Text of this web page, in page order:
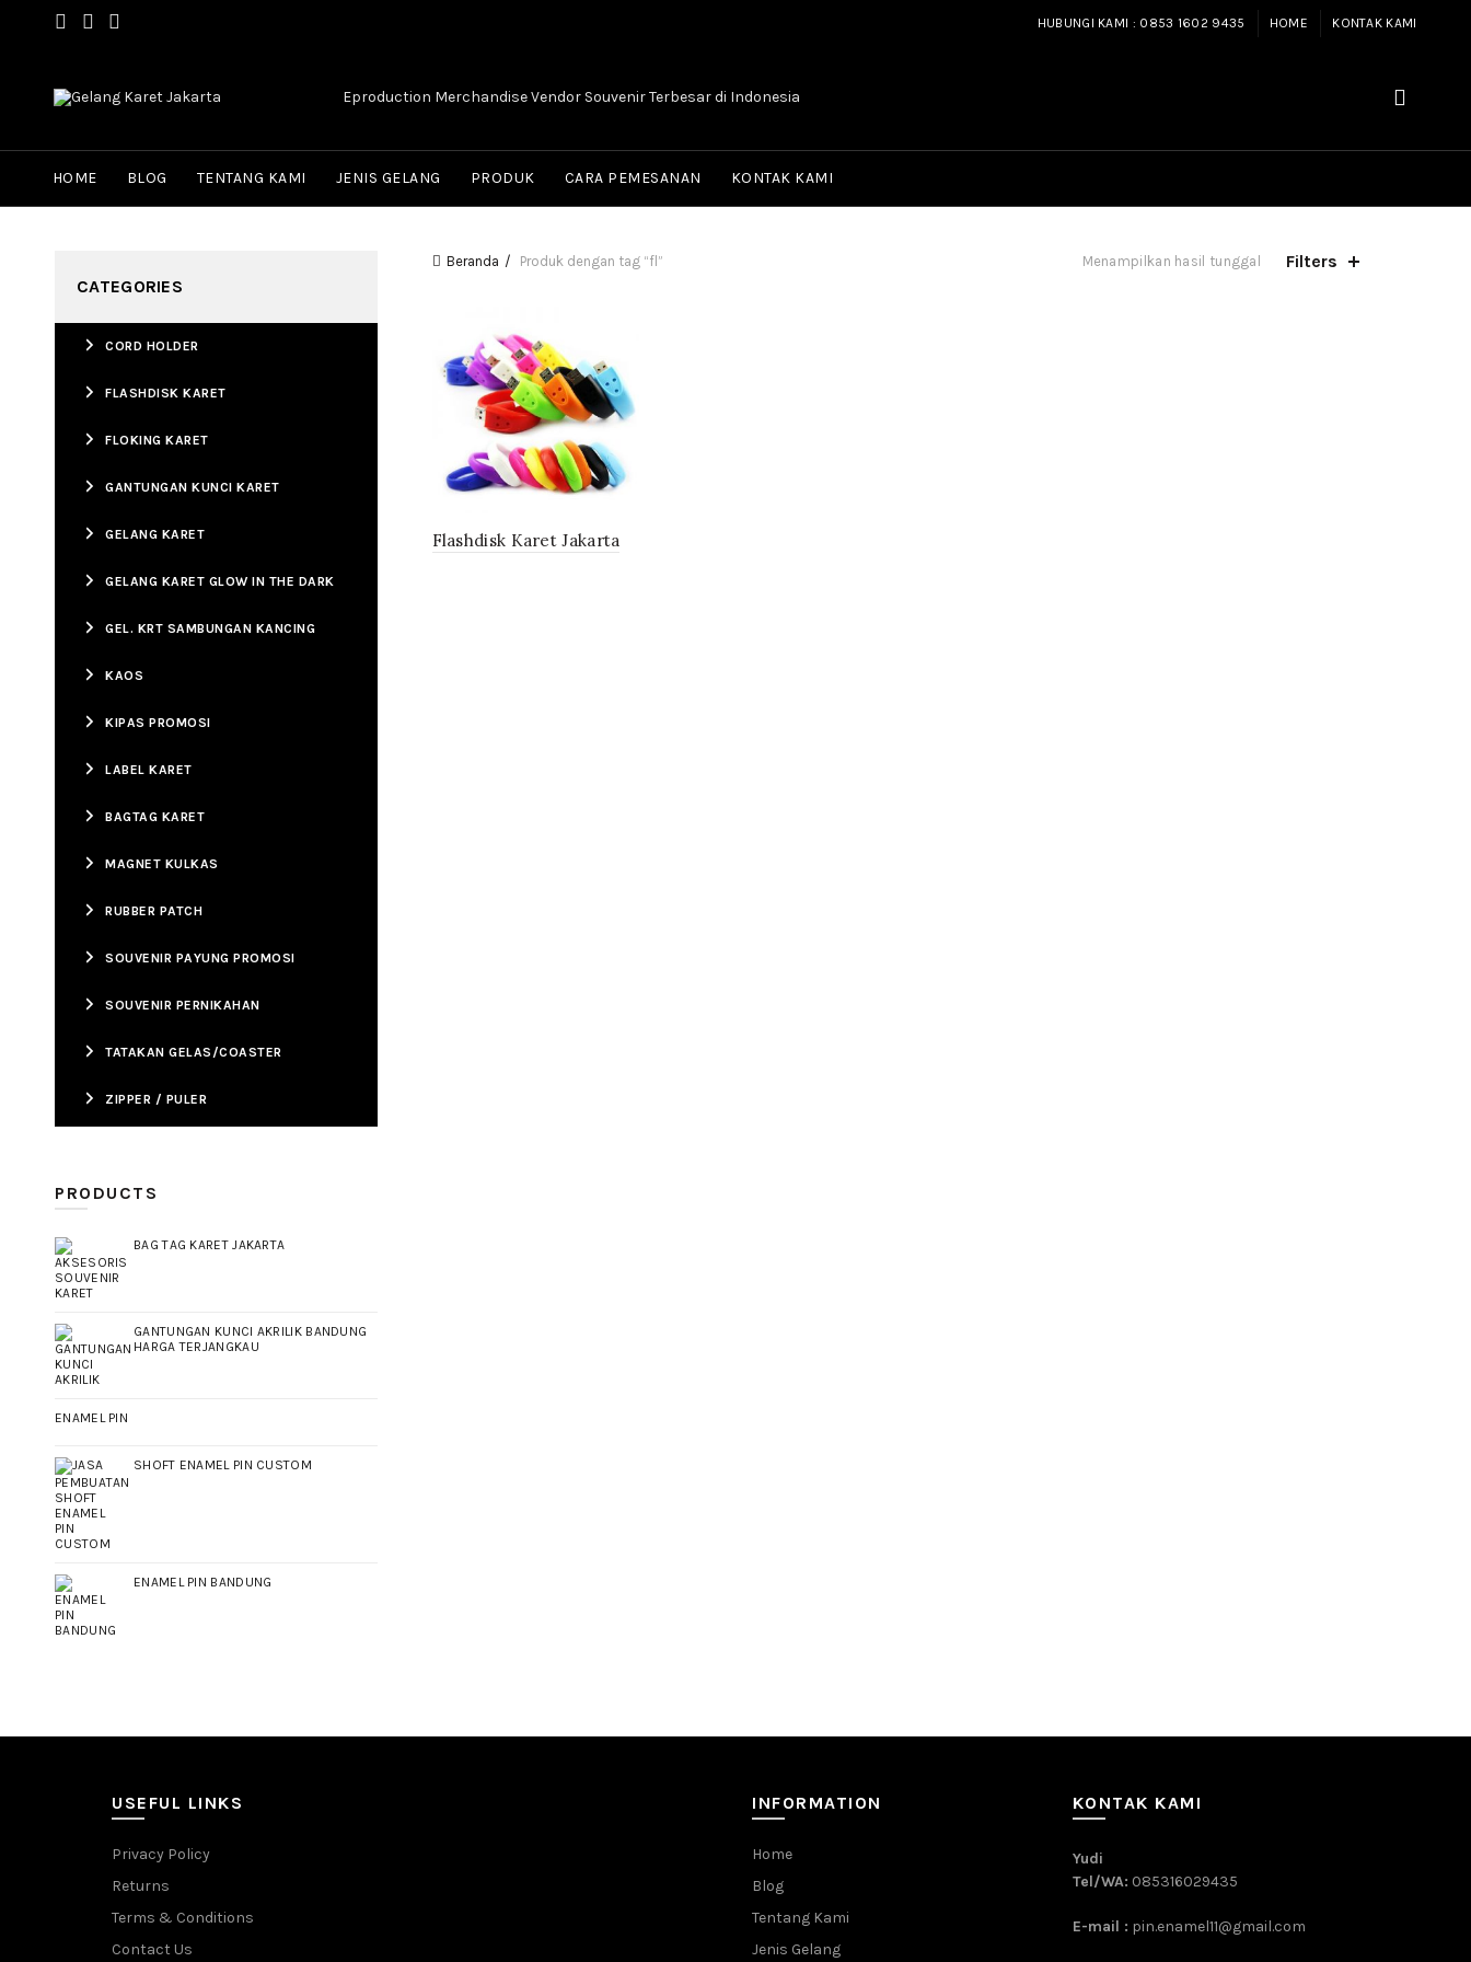
HUBUNGI KAMI : 0853 1602 9435 HOME KONTAK KAMI
Eproduction Merchandise Vendor Souvenir Terbesar di Indonesia
HOME BLOG TENTANG KAMI JENIS GELANG PRODUK CARA PEMESANAN KONTAK KAMI
Beranda Produk dengan tag “fl” Menampilkan hasil tunggal Filters
Flashdisk Karet Jakarta
CATEGORIES
CORD HOLDER
FLASHDISK KARET
FLOKING KARET
GANTUNGAN KUNCI KARET
GELANG KARET
GELANG KARET GLOW IN THE DARK
GEL. KRT SAMBUNGAN KANCING
KAOS
KIPAS PROMOSI
LABEL KARET
BAGTAG KARET
MAGNET KULKAS
RUBBER PATCH
SOUVENIR PAYUNG PROMOSI
SOUVENIR PERNIKAHAN
TATAKAN GELAS/COASTER
ZIPPER / PULER
PRODUCTS
BAG TAG KARET JAKARTA
GANTUNGAN KUNCI AKRILIK BANDUNG
HARGA TERJANGKAU
ENAMEL PIN
SHOFT ENAMEL PIN CUSTOM
ENAMEL PIN BANDUNG
USEFUL LINKS
Privacy Policy
Returns
Terms & Conditions
Contact Us
INFORMATION
Home
Blog
Tentang Kami
Jenis Gelang
KONTAK KAMI
Yudi
Tel/WA: 085316029435
E-mail : pin.enamel11@gmail.com